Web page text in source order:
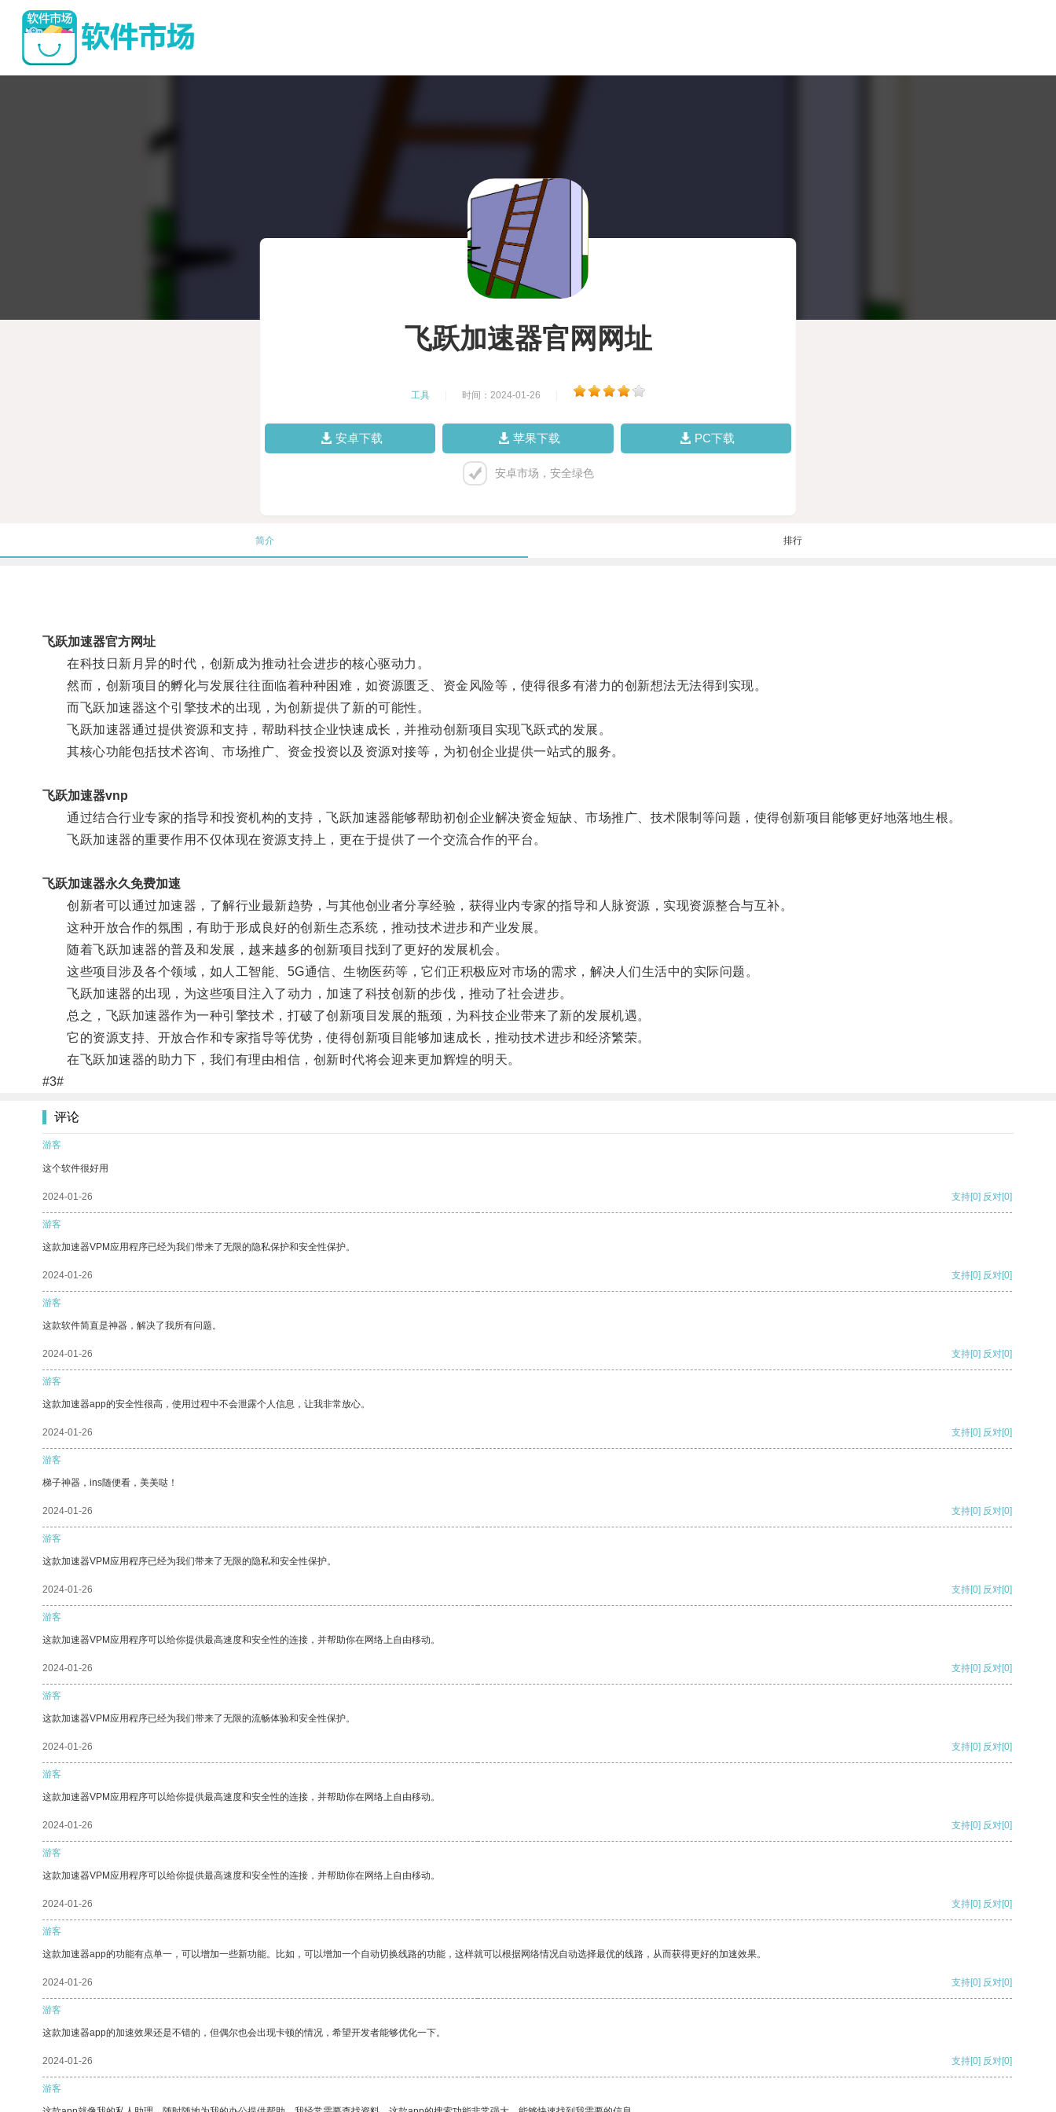
飞跃加速器官网网址
工具 时间：2024-01-26
安卓下载 苹果下载 PC下载
安卓市场，安全绿色
简介 排行
飞跃加速器官方网址
在科技日新月异的时代，创新成为推动社会进步的核心驱动力。
然而，创新项目的孵化与发展往往面临着种种困难，如资源匮乏、资金风险等，使得很多有潜力的创新想法无法得到实现。
而飞跃加速器这个引擎技术的出现，为创新提供了新的可能性。
飞跃加速器通过提供资源和支持，帮助科技企业快速成长，并推动创新项目实现飞跃式的发展。
其核心功能包括技术咨询、市场推广、资金投资以及资源对接等，为初创企业提供一站式的服务。
飞跃加速器vnp
通过结合行业专家的指导和投资机构的支持，飞跃加速器能够帮助初创企业解决资金短缺、市场推广、技术限制等问题，使得创新项目能够更好地落地生根。
飞跃加速器的重要作用不仅体现在资源支持上，更在于提供了一个交流合作的平台。
飞跃加速器永久免费加速
创新者可以通过加速器，了解行业最新趋势，与其他创业者分享经验，获得业内专家的指导和人脉资源，实现资源整合与互补。
这种开放合作的氛围，有助于形成良好的创新生态系统，推动技术进步和产业发展。
随着飞跃加速器的普及和发展，越来越多的创新项目找到了更好的发展机会。
这些项目涉及各个领域，如人工智能、5G通信、生物医药等，它们正积极应对市场的需求，解决人们生活中的实际问题。
飞跃加速器的出现，为这些项目注入了动力，加速了科技创新的步伐，推动了社会进步。
总之，飞跃加速器作为一种引擎技术，打破了创新项目发展的瓶颈，为科技企业带来了新的发展机遇。
它的资源支持、开放合作和专家指导等优势，使得创新项目能够加速成长，推动技术进步和经济繁荣。
在飞跃加速器的助力下，我们有理由相信，创新时代将会迎来更加辉煌的明天。
#3#
评论
游客
这个软件很好用
2024-01-26 支持[0] 反对[0]
游客
这款加速器VPM应用程序已经为我们带来了无限的隐私保护和安全性保护。
2024-01-26 支持[0] 反对[0]
游客
这款软件简直是神器，解决了我所有问题。
2024-01-26 支持[0] 反对[0]
游客
这款加速器app的安全性很高，使用过程中不会泄露个人信息，让我非常放心。
2024-01-26 支持[0] 反对[0]
游客
梯子神器，ins随便看，美美哒！
2024-01-26 支持[0] 反对[0]
游客
这款加速器VPM应用程序已经为我们带来了无限的隐私和安全性保护。
2024-01-26 支持[0] 反对[0]
游客
这款加速器VPM应用程序可以给你提供最高速度和安全性的连接，并帮助你在网络上自由移动。
2024-01-26 支持[0] 反对[0]
游客
这款加速器VPM应用程序已经为我们带来了无限的流畅体验和安全性保护。
2024-01-26 支持[0] 反对[0]
游客
这款加速器VPM应用程序可以给你提供最高速度和安全性的连接，并帮助你在网络上自由移动。
2024-01-26 支持[0] 反对[0]
游客
这款加速器VPM应用程序可以给你提供最高速度和安全性的连接，并帮助你在网络上自由移动。
2024-01-26 支持[0] 反对[0]
游客
这款加速器app的功能有点单一，可以增加一些新功能。比如，可以增加一个自动切换线路的功能，这样就可以根据网络情况自动选择最优的线路，从而获得更好的加速效果。
2024-01-26 支持[0] 反对[0]
游客
这款加速器app的加速效果还是不错的，但偶尔也会出现卡顿的情况，希望开发者能够优化一下。
2024-01-26 支持[0] 反对[0]
游客